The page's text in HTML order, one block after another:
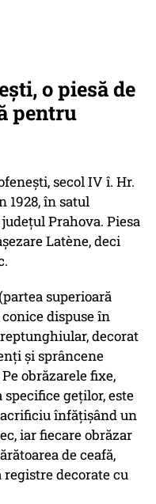
o piesă de
pentru
secol IV î. Hr.
1928, în satul
Prahova. Piesa
Latène, deci
superioară
dispuse în
decorat
şi sprâncene
obrăzarele fixe,
geților, este
înfățișând un
iar fiecare obrăzar
de ceafă,
decorate cu